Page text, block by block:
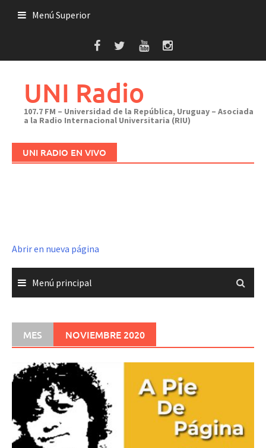
Menú Superior
UNI Radio
107.7 FM – Universidad de la República, Uruguay – Asociada
a la Radio Internacional Universitaria (RIU)
UNI RADIO EN VIVO
Abrir en nueva página
Menú principal
MES NOVIEMBRE 2020